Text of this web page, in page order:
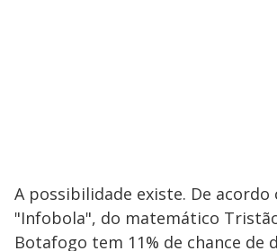
A possibilidade existe. De
"Infobola", do matemático
Botafogo tem 11% de chance de